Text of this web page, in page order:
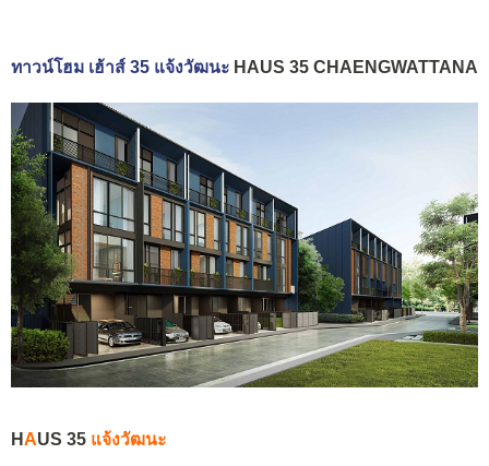
ทาวน์โฮม เฮ้าส์ 35 แจ้งวัฒนะ HAUS 35 CHAENGWATTANA
HAUS 35 แจ้งวัฒนะ